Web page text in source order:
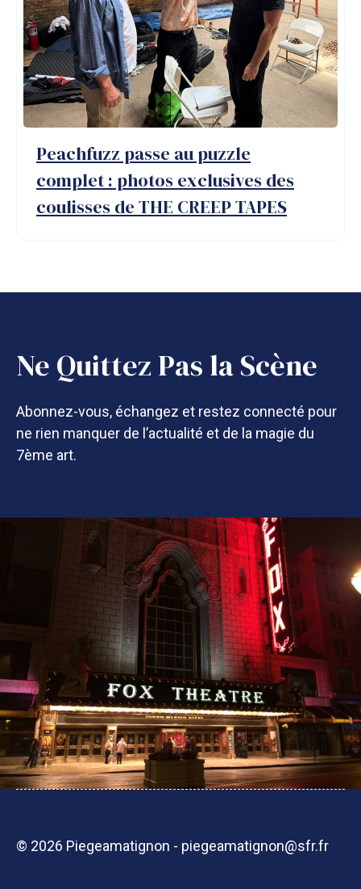
Peachfuzz passe au puzzle
complet : photos exclusives des
coulisses de THE CREEP TAPES
Ne Quittez Pas la Scène
Abonnez-vous, échangez et restez connecté pour
ne rien manquer de l’actualité et de la magie du
7ème art.
© 2026 Piegeamatignon - piegeamatignon@sfr.fr